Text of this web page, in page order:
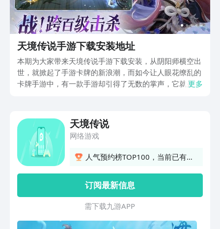
天境传说手游下载安装地址
本期为大家带来天境传说手游下载安装，从阴阳师横空出
世，就掀起了手游卡牌的新浪潮，而如今让人眼花缭乱的
卡牌手游中，有一款手游却引得了无数的掌声，它就是背
景，为玩家呈现了一个奇幻而又熟悉的神话世界，感兴趣
就下载尝试一下吧，从1月6日起，游戏全平台正式上线，
还可以领取到新服奖励哦。
更多
天境传说
网络游戏
人气预约榜TOP100，当前已有
订阅最新信息
需 下 载 九 游 A P P